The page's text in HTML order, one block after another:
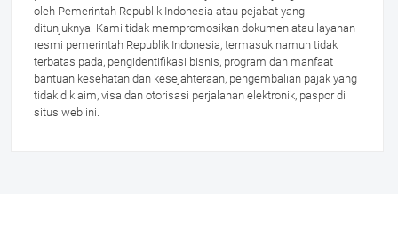
oleh Pemerintah Republik Indonesia atau pejabat yang
ditunjuknya. Kami tidak mempromosikan dokumen atau layanan
resmi pemerintah Republik Indonesia, termasuk namun tidak
terbatas pada, pengidentifikasi bisnis, program dan manfaat
bantuan kesehatan dan kesejahteraan, pengembalian pajak yang
tidak diklaim, visa dan otorisasi perjalanan elektronik, paspor di
situs web ini.